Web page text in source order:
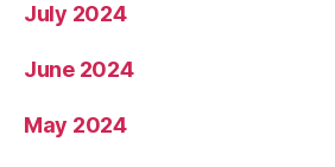
July 2024
June 2024
May 2024